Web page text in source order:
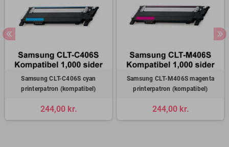
Samsung CLT-C406S cyan
printerpatron (kompatibel)
244,00 kr.
Samsung CLT-M406S magenta
printerpatron (kompatibel)
244,00 kr.